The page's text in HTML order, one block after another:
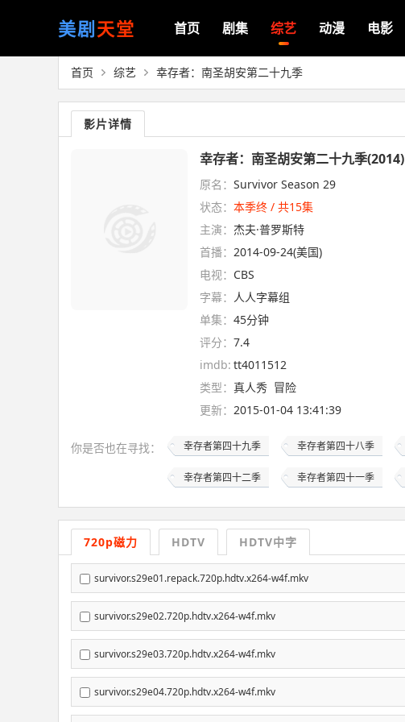
美剧天堂 首页 剧集 综艺 动漫 电影
首页 综艺 幸存者：南圣胡安第二十九季
影片详情
幸存者：南圣胡安第二十九季(2014)
原名： Survivor Season 29
状态： 本季终 / 共15集
主演： 杰夫·普罗斯特
首播： 2014-09-24(美国)
电视： CBS
字幕： 人人字幕组
单集： 45分钟
评分： 7.4
imdb: tt4011512
类型： 真人秀 冒险
更新： 2015-01-04 13:41:39
你是否也在寻找： 幸存者第四十九季 幸存者第四十八季
幸存者第四十二季 幸存者第四十一季
720p磁力 HDTV HDTV中字
survivor.s29e01.repack.720p.hdtv.x264-w4f.mkv
survivor.s29e02.720p.hdtv.x264-w4f.mkv
survivor.s29e03.720p.hdtv.x264-w4f.mkv
survivor.s29e04.720p.hdtv.x264-w4f.mkv